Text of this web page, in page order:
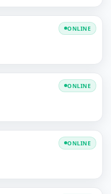
ONLINE
ONLINE
ONLINE